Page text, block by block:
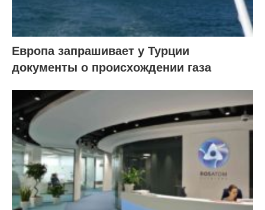
Европа запрашивает у Турции
документы о происхождении газа